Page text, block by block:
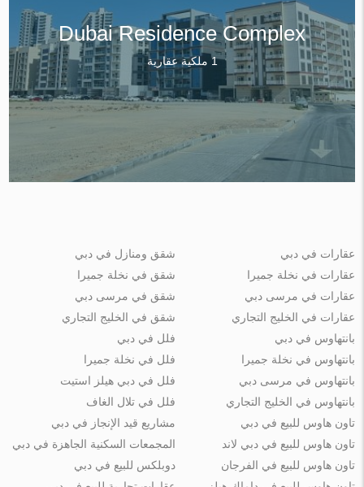
Dubai Residence Complex
1 ملكية عقارية
عقارات في دبي
عقارات في نخلة جميرا
عقارات في مرسى دبي
عقارات في الخليج التجاري
شقق ومنازل في دبي
شقق في نخلة جميرا
شقق في مرسى دبي
شقق في الخليج التجاري
بانتهاوس في دبي
بانتهاوس في نخلة جميرا
بانتهاوس في مرسى دبي
بانتهاوس في الخليج التجاري
فلل في دبي
فلل في نخلة جميرا
فلل في دبي هيلز استيت
فلل في تلال الغاف
تاون هاوس للبيع في دبي
تاون هاوس للبيع في دبي لاند
تاون هاوس للبيع في الفرجان
مشاريع قيد الإنجاز في دبي
المجمعات السكنية الجاهزة في دبي
دوبلكس للبيع في دبي